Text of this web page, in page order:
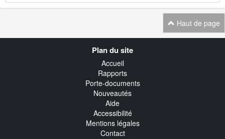
Haut de page
Plan du site
Accueil
Rapports
Porte-documents
Nouveautés
Aide
Accessibilité
Mentions légales
Contact